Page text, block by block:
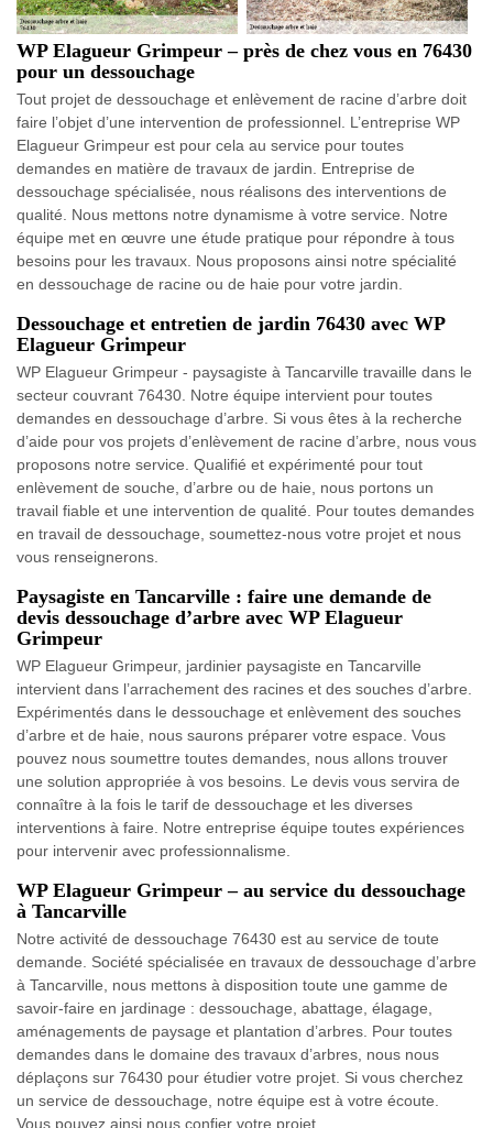
WP Elagueur Grimpeur – près de chez vous en 76430
pour un dessouchage
Tout projet de dessouchage et enlèvement de racine d’arbre doit
faire l’objet d’une intervention de professionnel. L’entreprise WP
Elagueur Grimpeur est pour cela au service pour toutes
demandes en matière de travaux de jardin. Entreprise de
dessouchage spécialisée, nous réalisons des interventions de
qualité. Nous mettons notre dynamisme à votre service. Notre
équipe met en œuvre une étude pratique pour répondre à tous
besoins pour les travaux. Nous proposons ainsi notre spécialité
en dessouchage de racine ou de haie pour votre jardin.
Dessouchage et entretien de jardin 76430 avec WP
Elagueur Grimpeur
WP Elagueur Grimpeur - paysagiste à Tancarville travaille dans le
secteur couvrant 76430. Notre équipe intervient pour toutes
demandes en dessouchage d’arbre. Si vous êtes à la recherche
d’aide pour vos projets d’enlèvement de racine d’arbre, nous vous
proposons notre service. Qualifié et expérimenté pour tout
enlèvement de souche, d’arbre ou de haie, nous portons un
travail fiable et une intervention de qualité. Pour toutes demandes
en travail de dessouchage, soumettez-nous votre projet et nous
vous renseignerons.
Paysagiste en Tancarville : faire une demande de
devis dessouchage d’arbre avec WP Elagueur
Grimpeur
WP Elagueur Grimpeur, jardinier paysagiste en Tancarville
intervient dans l’arrachement des racines et des souches d’arbre.
Expérimentés dans le dessouchage et enlèvement des souches
d’arbre et de haie, nous saurons préparer votre espace. Vous
pouvez nous soumettre toutes demandes, nous allons trouver
une solution appropriée à vos besoins. Le devis vous servira de
connaître à la fois le tarif de dessouchage et les diverses
interventions à faire. Notre entreprise équipe toutes expériences
pour intervenir avec professionnalisme.
WP Elagueur Grimpeur – au service du dessouchage
à Tancarville
Notre activité de dessouchage 76430 est au service de toute
demande. Société spécialisée en travaux de dessouchage d’arbre
à Tancarville, nous mettons à disposition toute une gamme de
savoir-faire en jardinage : dessouchage, abattage, élagage,
aménagements de paysage et plantation d’arbres. Pour toutes
demandes dans le domaine des travaux d’arbres, nous nous
déplaçons sur 76430 pour étudier votre projet. Si vous cherchez
un service de dessouchage, notre équipe est à votre écoute.
Vous pouvez ainsi nous confier votre projet.